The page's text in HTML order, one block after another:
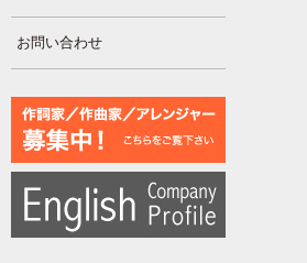
お問い合わせ